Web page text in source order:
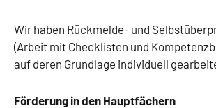
Wir haben Rückmelde- und
(Arbeit mit Checklisten und
auf deren Grundlage individuell
Förderung in den Hauptfächern